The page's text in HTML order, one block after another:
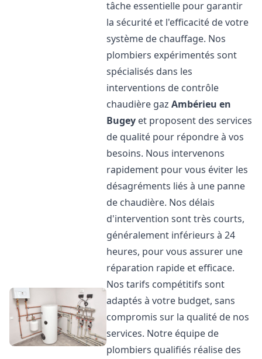
tâche essentielle pour garantir
la sécurité et l'efficacité de votre
système de chauffage. Nos
plombiers expérimentés sont
spécialisés dans les
interventions de contrôle
chaudière gazAmbérieu en
Bugey et proposent des services
de qualité pour répondre à vos
besoins. Nous intervenons
rapidement pour vous éviter les
désagréments liés à une panne
de chaudière. Nos délais
d'intervention sont très courts,
généralement inférieurs à 24
heures, pour vous assurer une
réparation rapide et efficace.
Nos tarifs compétitifs sont
adaptés à votre budget, sans
compromis sur la qualité de nos
services. Notre équipe de
plombiers qualifiés réalise des